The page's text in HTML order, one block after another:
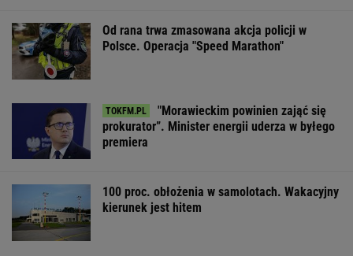
Od rana trwa zmasowana akcja policji w
Polsce. Operacja "Speed Marathon"
"Morawieckim powinien zająć się
prokurator”. Minister energii uderza w byłego
premiera
100 proc. obłożenia w samolotach. Wakacyjny
kierunek jest hitem